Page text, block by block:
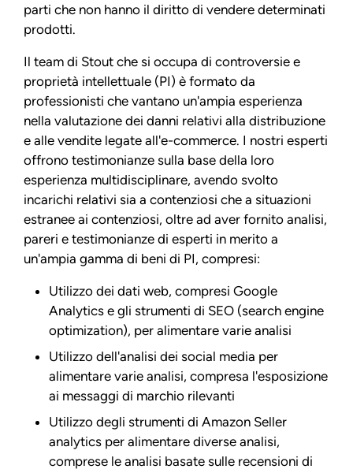
parti che non hanno il diritto di vendere determinati
prodotti.
Il team di Stout che si occupa di controversie e
proprietà intellettuale (PI) è formato da
professionisti che vantano un'ampia esperienza
nella valutazione dei danni relativi alla distribuzione
e alle vendite legate all'e-commerce. I nostri esperti
offrono testimonianze sulla base della loro
esperienza multidisciplinare, avendo svolto
incarichi relativi sia a contenziosi che a situazioni
estranee ai contenziosi, oltre ad aver fornito analisi,
pareri e testimonianze di esperti in merito a
un'ampia gamma di beni di PI, compresi:
Utilizzo dei dati web, compresi Google
Analytics e gli strumenti di SEO (search engine
optimization), per alimentare varie analisi
Utilizzo dell'analisi dei social media per
alimentare varie analisi, compresa l'esposizione
ai messaggi di marchio rilevanti
Utilizzo degli strumenti di Amazon Seller
analytics per alimentare diverse analisi,
comprese le analisi basate sulle recensioni di